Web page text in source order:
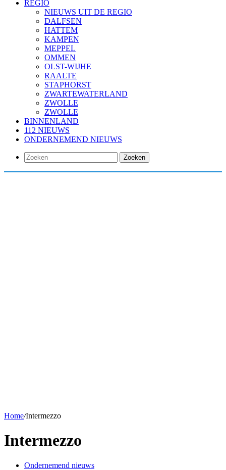
REGIO
NIEUWS UIT DE REGIO
DALFSEN
HATTEM
KAMPEN
MEPPEL
OMMEN
OLST-WIJHE
RAALTE
STAPHORST
ZWARTEWATERLAND
ZWOLLE
ZWOLLE
BINNENLAND
112 NIEUWS
ONDERNEMEND NIEUWS
Zoeken
Home/Intermezzo
Intermezzo
Ondernemend nieuws